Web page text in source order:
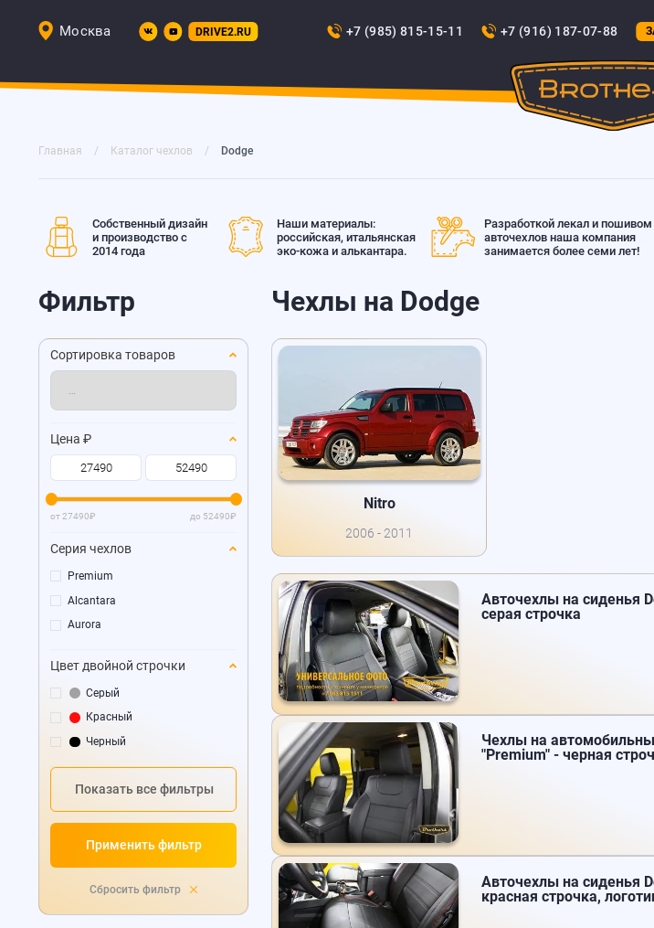
Москва DRIVE2.RU +7 (985) 815-15-11 +7 (916) 187-07-88
Главная Каталог чехлов Dodge
Собственный дизайн
и производство с
2014 года
Наши материалы:
российская, итальянская
эко-кожа и алькантара.
Разработкой лекал и пошивом
авточехлов наша компания
занимается более семи лет!
Чехлы на Dodge
Nitro
2006 - 2011
Авточехлы на сиденья
серая строчка
Чехлы на
"Premium" - черная
Авточехлы на сиденья
красная строчка,
Фильтр
Сортировка товаров
Цена₽
от27490₽ до 52490₽
Серия чехлов
Premium
Alcantara
Aurora
Цвет двойной строчки
Серый
Красный
Черный
Показать все фильтры
Применить фильтр
Сбросить фильтр